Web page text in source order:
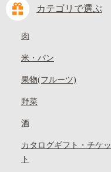
カテゴリで選ぶ
肉
米・パン
果物(フルーツ)
野菜
酒
カタログギフト・チケッ
ト